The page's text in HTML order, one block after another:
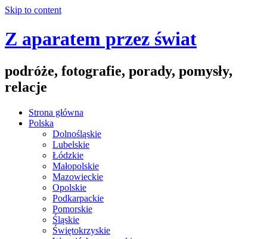
Skip to content
Z aparatem przez świat
podróże, fotografie, porady, pomysły,
relacje
Strona główna
Polska
Dolnośląskie
Lubelskie
Łódzkie
Małopolskie
Mazowieckie
Opolskie
Podkarpackie
Pomorskie
Śląskie
Świętokrzyskie